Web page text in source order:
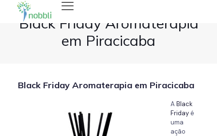
Black Friday Aromaterapia
em Piracicaba
Black Friday Aromaterapia em Piracicaba
A Black
Fridayé
uma
ação